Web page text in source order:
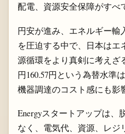
配電、資源安全保障がすべ
円安が進み、エネルギー輸
を圧迫する中で、日本はエ
源循環をより真剣に考えざ
円160.57円という為替水準
機器調達のコスト感にも影
Energyスタートアップは、
なく、電気代、資源、レジ